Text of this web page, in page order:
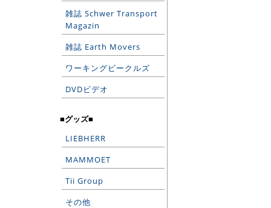
雑誌 Schwer Transport
Magazin
雑誌 Earth Movers
ワーキングビークルズ
DVDビデオ
■グッズ■
LIEBHERR
MAMMOET
Tii Group
その他